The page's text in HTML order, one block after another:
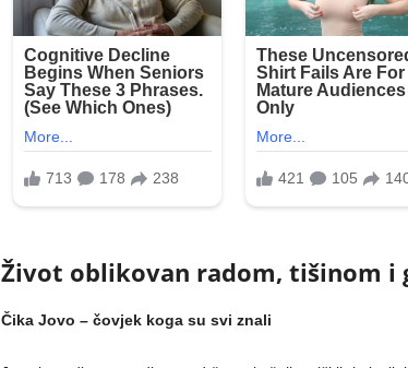
Život oblikovan radom, tišinom i
Čika Jovo – čovjek koga su svi znali